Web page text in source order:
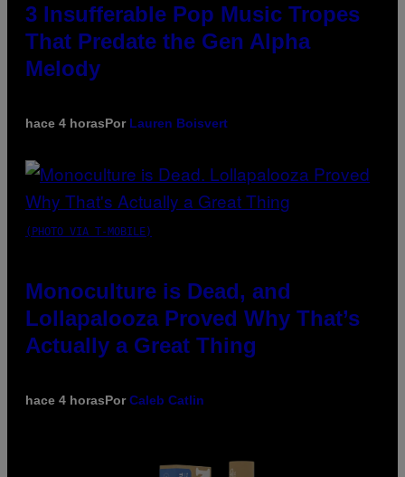
3 Insufferable Pop Music Tropes
That Predate the Gen Alpha
Melody
hace 4 horasPor Lauren Boisvert
(PHOTO VIA T-MOBILE)
Monoculture is Dead, and
Lollapalooza Proved Why That’s
Actually a Great Thing
hace 4 horasPorCaleb Catlin